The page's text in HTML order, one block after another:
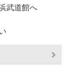
武道館へ